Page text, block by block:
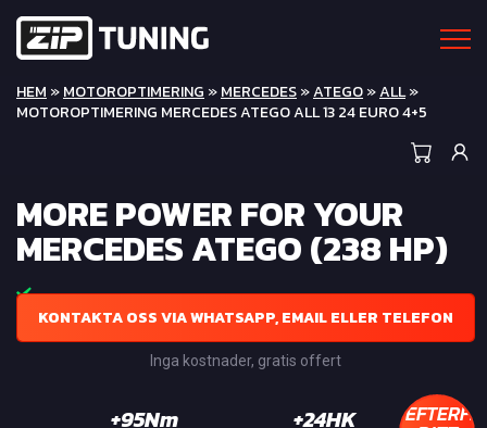
HEM »MOTOROPTIMERING »MERCEDES»ATEGO»ALL»
MOTOROPTIMERING MERCEDES ATEGO ALL 13 24 EURO 4+5
MORE POWER FOR YOUR
MERCEDES ATEGO (238 HP)
KONTAKTA OSS VIA WHATSAPP, EMAIL ELLER TELEFON
Inga kostnader, gratis offert
+95Nm +24HK